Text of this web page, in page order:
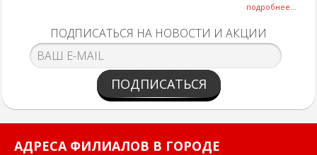
подробнее...
ПОДПИСАТЬСЯ НА НОВОСТИ И АКЦИИ
ПОДПИСАТЬСЯ
АДРЕСА ФИЛИАЛОВ В ГОРОДЕ